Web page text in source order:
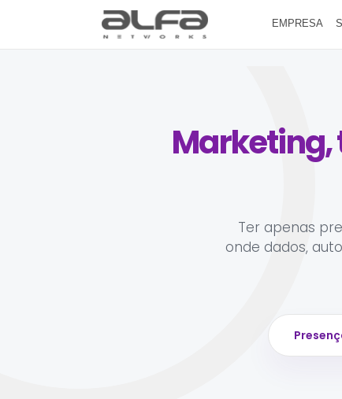
EMPRESA
Marketing,
Ter apenas
onde dados,